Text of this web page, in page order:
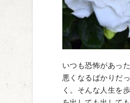
いつも恐怖があっ
悪くなるばかりだ
く。そんな人生を